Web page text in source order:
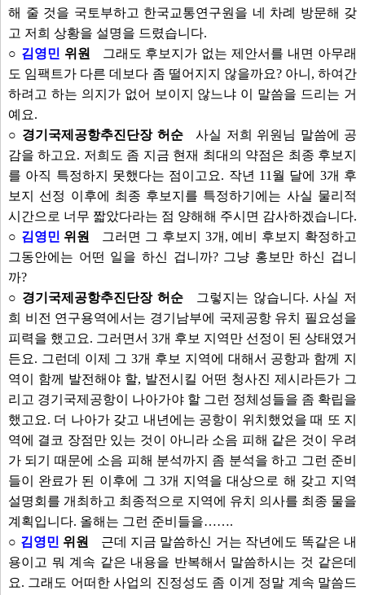
해 줄 것을 국토부하고 한국교통연구원을 네 차례 방문해 갖
고 저희 상황을 설명을 드렸습니다.
○ 김영민 위원
그래도 후보지가 없는 제안서를 내면 아무래
도 임팩트가 다른 데보다 좀 떨어지지 않을까요? 아니, 하여간
하려고 하는 의지가 없어 보이지 않느냐 이 말씀을 드리는 거
예요.
○ 경기국제공항추진단장 허순
사실 저희 위원님 말씀에 공
감을 하고요. 저희도 좀 지금 현재 최대의 약점은 최종 후보지
를 아직 특정하지 못했다는 점이고요. 작년 11월 달에 3개 후
보지 선정 이후에 최종 후보지를 특정하기에는 사실 물리적
시간으로 너무 짧았다라는 점 양해해 주시면 감사하겠습니다.
○ 김영민 위원
그러면 그 후보지 3개, 예비 후보지 확정하고
그동안에는 어떤 일을 하신 겁니까? 그냥 홍보만 하신 겁니
까?
○ 경기국제공항추진단장 허순
그렇지는 않습니다. 사실 저
희 비전 연구용역에서는 경기남부에 국제공항 유치 필요성을
피력을 했고요. 그러면서 3개 후보 지역만 선정이 된 상태였거
든요. 그런데 이제 그 3개 후보 지역에 대해서 공항과 함께 지
역이 함께 발전해야 할, 발전시킬 어떤 청사진 제시라든가 그
리고 경기국제공항이 나아가야 할 그런 정체성들을 좀 확립을
했고요. 더 나아가 갖고 내년에는 공항이 위치했었을 때 또 지
역에 결코 장점만 있는 것이 아니라 소음 피해 같은 것이 우려
가 되기 때문에 소음 피해 분석까지 좀 분석을 하고 그런 준비
들이 완료가 된 이후에 그 3개 지역을 대상으로 해 갖고 지역
설명회를 개최하고 최종적으로 지역에 유치 의사를 최종 물을
계획입니다. 올해는 그런 준비들을…….
○ 김영민 위원
근데 지금 말씀하신 거는 작년에도 똑같은 내
용이고 뭐 계속 같은 내용을 반복해서 말씀하시는 것 같은데
요. 그래도 어떠한 사업의 진정성도 좀 이게 정말 계속 말씀드